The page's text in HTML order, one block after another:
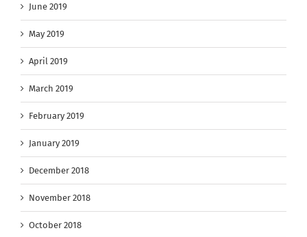
June 2019
May 2019
April 2019
March 2019
February 2019
January 2019
December 2018
November 2018
October 2018